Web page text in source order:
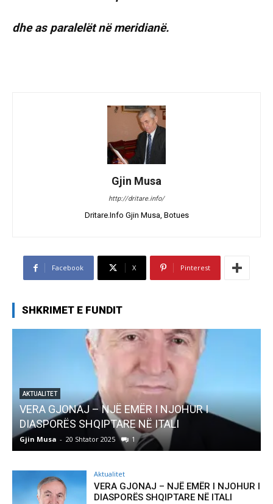
dhe as paralelët në meridianë.
Gjin Musa
http://dritare.info/
Dritare.Info Gjin Musa, Botues
Facebook X Pinterest
SHKRIMET E FUNDIT
AKTUALITET
Pregaditi Gjin Musa-Rome- Shtator 2025
Gjin Musa - 8 Shtator 2025
Aktualitet
VERA GJONAJ – NJË EMËR I NJOHUR I
DIASPORËS SHQIPTARE NË ITALI